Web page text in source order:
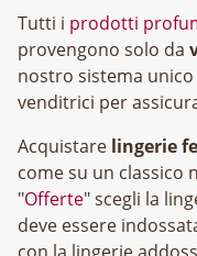
Tutti i prodotti
provengono solo da
nostro sistema
venditrici per
Acquistare lingerie
come su un classico
"Offerte" scegli la
deve essere